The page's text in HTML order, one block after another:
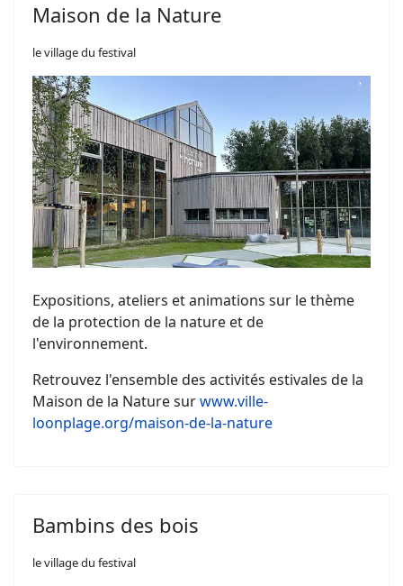
Maison de la Nature
le village du festival
Expositions, ateliers et animations sur le thème
de la protection de la nature et de
l'environnement.
Retrouvez l'ensemble des activités estivales de la
Maison de la Nature surwww.ville-
loonplage.org/maison-de-la-nature
Bambins des bois
le village du festival